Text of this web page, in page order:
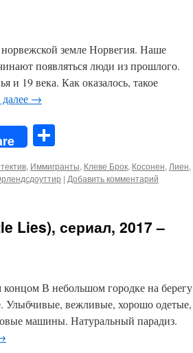
земле Норвегия. Наше
появляться люди из прошлого.
и 19 века. Как оказалось, такое
→
, Иммигранты, Клеве Брок, Косонен, Лиен,
| Добавить комментарий
Lies), сериал, 2017 –
В небольшом городке на берегу
Улыбчивые, вежливые, хорошо одетые,
машины. Натуральный парадиз.